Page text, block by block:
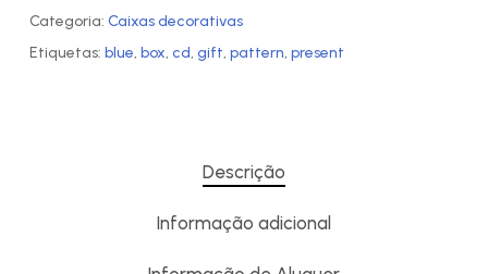
Categoria: Caixas decorativas
Etiquetas: blue, box, cd, gift, pattern, present
Descrição
Informação adicional